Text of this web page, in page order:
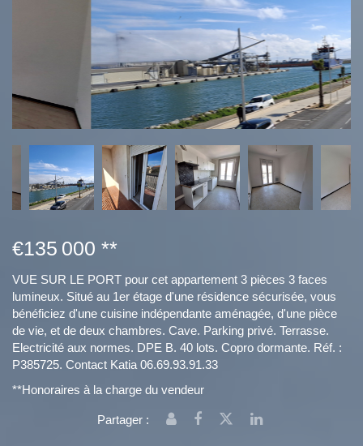
€135 000 **
VUE SUR LE PORT pour cet appartement 3 pièces 3 faces
lumineux. Situé au 1er étage d'une résidence sécurisée, vous
bénéficiez d'une cuisine indépendante aménagée, d'une pièce
de vie, et de deux chambres. Cave. Parking privé. Terrasse.
Electricité aux normes. DPE B. 40 lots. Copro dormante. Réf. :
P385725. Contact Katia 06.69.93.91.33
**Honoraires à la charge du vendeur
Partager :